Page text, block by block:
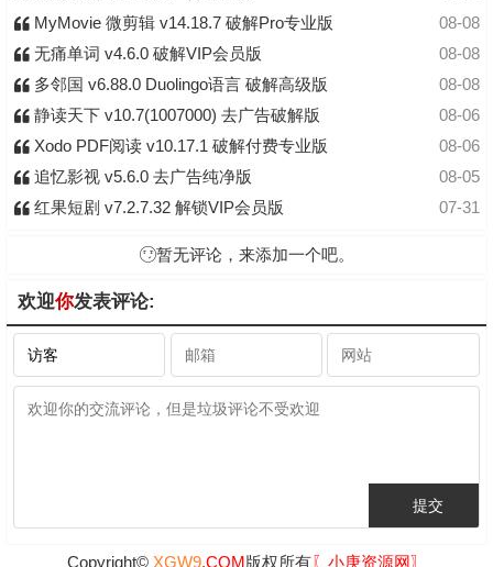
08-08
MyMovie 微剪辑 v14.18.7 破解Pro专业版
08-08
无痛单词 v4.6.0 破解VIP会员版
08-08
多邻国 v6.88.0 Duolingo语言 破解高级版
08-06
静读天下 v10.7(1007000) 去广告破解版
08-06
Xodo PDF阅读 v10.17.1 破解付费专业版
08-05
追忆影视 v5.6.0 去广告纯净版
07-31
红果短剧 v7.2.7.32 解锁VIP会员版
暂无评论，来添加一个吧。
欢迎你发表评论:
Copyright© XGW9.COM版权所有〖小庚资源网〗